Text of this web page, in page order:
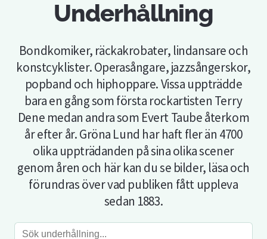
Underhållning
Bondkomiker, räckakrobater, lindansare och
konstcyklister. Operasångare, jazzsångerskor,
popband och hiphoppare. Vissa uppträdde
bara en gång som första rockartisten Terry
Dene medan andra som Evert Taube återkom
år efter år. Gröna Lund har haft fler än 4700
olika uppträdanden på sina olika scener
genom åren och här kan du se bilder, läsa och
förundras över vad publiken fått uppleva
sedan 1883.
Sök